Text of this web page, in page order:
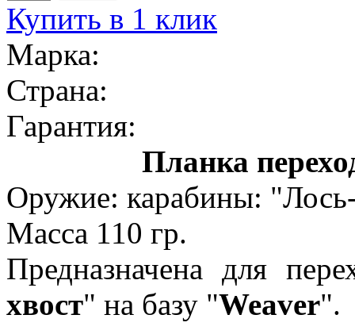
Купить в 1 клик
Марка:
Страна:
Гарантия:
Планка
Оружие: карабины:
Масса 110 гр.
Предназначена для
хвост" на базу "Weaver".